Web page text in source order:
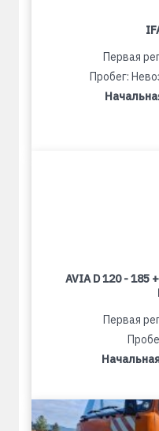
Первая
Пробег:
AVIA D 120 - 185
Первая